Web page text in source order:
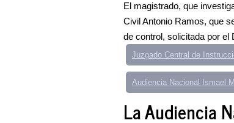
El magistrado, que
Civil Antonio Ramos, que
de control, solicitada por el
Juzgado Central de
Audiencia Nacional Ismael
La Audiencia